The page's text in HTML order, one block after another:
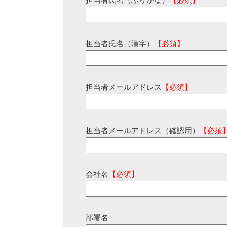
担当者氏名（漢字） 【必須】
担当者メールアドレス 【必須】
担当者メールアドレス（確認用） 【必須
会社名 【必須】
部署名